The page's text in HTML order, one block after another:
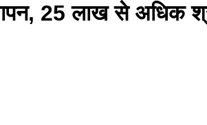
25 लाख से अधिक